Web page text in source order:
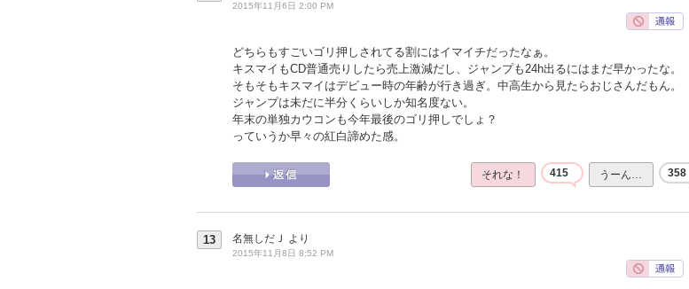
2015年11月6日 2:00 PM
どちらもすごいゴリ押しされてる割にはイマイチだったなぁ。
キスマイもCD普通売りしたら売上激減だし、ジャンプも24h出るにはまだ早かったな。
そもそもキスマイはデビュー時の年齢が行き過ぎ。中高生から見たらおじさんだもん。
ジャンプは未だに半分くらいしか知名度ない。
年末の単独カウコンも今年最後のゴリ押しでしょ？
っていうか早々の紅白諦めた感。
それな！ 415 うーん… 358
13 名無しだＪ より
2015年11月8日 8:52 PM